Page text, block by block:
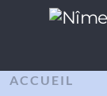
ACCUEIL